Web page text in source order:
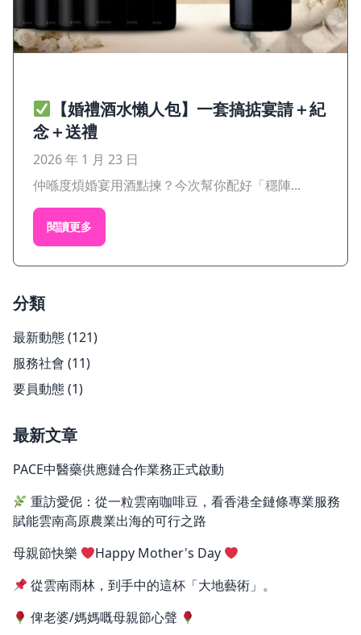
【婚禮酒水懶人包】一套搞掂宴請＋紀
念＋送禮
2026 年 1 月 23 日
仲喺度煩婚宴用酒點揀？今次幫你配好「穩陣...
閱讀更多
分類
最新動態(121)
服務社會 (11)
要員動態(1)
最新文章
PACE中醫藥供應鏈合作業務正式啟動
重訪愛伲：從一粒雲南咖啡豆，看香港全鏈條專業服務
賦能雲南高原農業出海的可行之路
母親節快樂
Happy Mother's Day
從雲南雨林，到手中的這杯「大地藝術」。
俾老婆/媽媽嘅母親節心聲